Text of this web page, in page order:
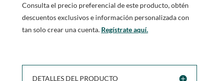
Consulta el precio preferencial de este producto, obtén
descuentos exclusivos e información personalizada con
tan solo crear una cuenta. Regístrate aquí.
DETALLES DEL PRODUCTO